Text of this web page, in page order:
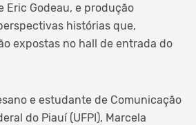
Eric Godeau, e produção
histórias que,
expostas no hall de entrada do
e estudante de Comunicação
do Piauí (UFPI), Marcela